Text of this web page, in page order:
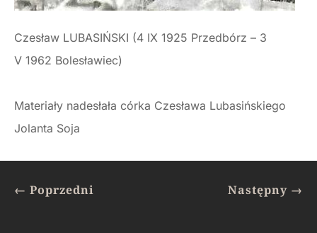
Czesław LUBASIŃSKI (4 IX 1925 Przedbórz – 3
V 1962 Bolesławiec)
Materiały nadesłała córka Czesława Lubasińskiego
Jolanta Soja
← Poprzedni Następny →